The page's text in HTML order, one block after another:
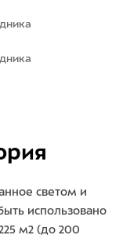
светом и
использовано
м2 (до 200